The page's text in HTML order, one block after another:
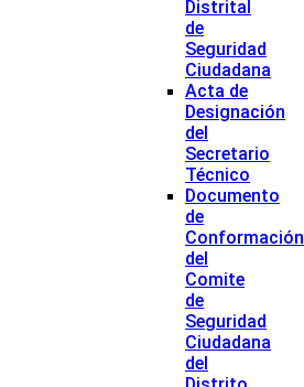
Distrital
de
Seguridad
Ciudadana
Acta de
Designación
del
Secretario
Técnico
Documento
de
Conformación
del
Comite
de
Seguridad
Ciudadana
del